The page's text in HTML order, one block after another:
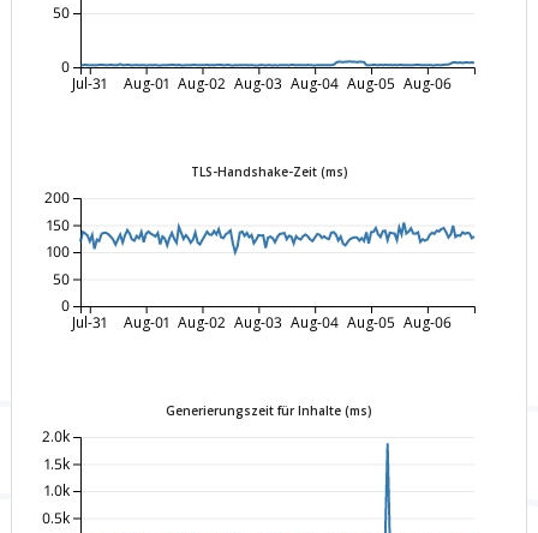
Jul-31 Aug-01 Aug-02 Aug-03 Aug-04 Aug-05 Aug-06
0
50
TLS-Handshake-Zeit (ms)
Jul-31 Aug-01 Aug-02 Aug-03 Aug-04 Aug-05 Aug-06
0
50
100
150
200
Generierungszeit für Inhalte (ms)
0.5k
1.0k
1.5k
2.0k